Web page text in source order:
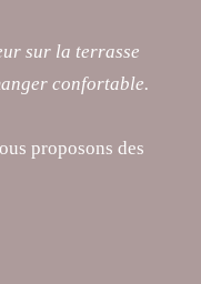
sur la terrasse
confortable.
proposons des